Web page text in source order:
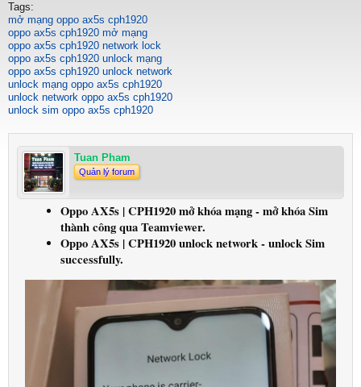
Tags:
mở mạng oppo ax5s cph1920
oppo ax5s cph1920 mở mạng
oppo ax5s cph1920 network lock
oppo ax5s cph1920 unlock mạng
oppo ax5s cph1920 unlock network
unlock mạng oppo ax5s cph1920
unlock network oppo ax5s cph1920
unlock sim oppo ax5s cph1920
Tuan Pham
Quản lý forum
Oppo AX5s | CPH1920 mở khóa mạng - mở khóa Sim
thành công qua Teamviewer.
Oppo AX5s | CPH1920 unlock network - unlock Sim
successfully.